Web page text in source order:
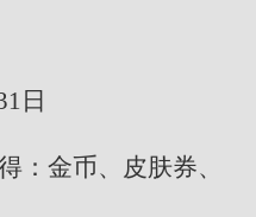
日
：金币、皮肤券、